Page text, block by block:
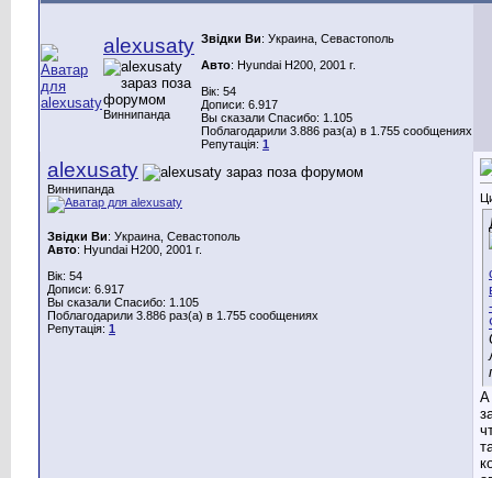
alexusaty
Виннипанда
Звідки Ви: Украина, Севастополь
Авто: Hyundai H200, 2001 г.
Вік: 54
Дописи: 6.917
Вы сказали Спасибо: 1.105
Поблагодарили 3.886 раз(а) в 1.755 сообщениях
Репутація: 1
alexusaty
Виннипанда
Звідки Ви: Украина, Севастополь
Авто: Hyundai H200, 2001 г.
Вік: 54
Дописи: 6.917
Вы сказали Спасибо: 1.105
Поблагодарили 3.886 раз(а) в 1.755 сообщениях
Репутація: 1
А